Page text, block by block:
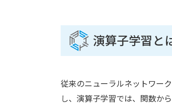
演算子学習と
従来のニューラルネットワー
し、演算子学習では、関数か